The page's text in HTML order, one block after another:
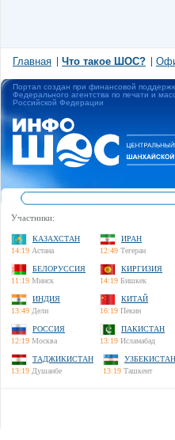
Главная Что такое ШОС?
Портал создан при финансовой
Федерального агентства по печати и
Российской Федерации
Участники:
КАЗАХСТАН
14:19 Астана
ИРАН
12:49 Тегеран
БЕЛОРУССИЯ
11:19 Минск
КИРГИЗИЯ
14:19 Бишкек
ИНДИЯ
13:49 Дели
КИТАЙ
16:19 Пекин
РОССИЯ
12:19 Москва
ПАКИСТАН
13:19 Исламабад
ТАДЖИКИСТАН
13:19 Душанбе
УЗБЕКИСТАН
13:19 Ташкент